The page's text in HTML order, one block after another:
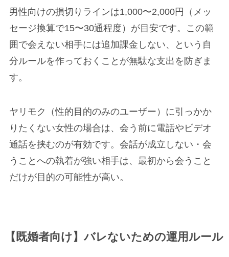
男性向けの損切りラインは1,000〜2,000円（メッ
セージ換算で15〜30通程度）が目安です。この範
囲で会えない相手には追加課金しない、という自
分ルールを作っておくことが無駄な支出を防ぎま
す。
ヤリモク（性的目的のみのユーザー）に引っかか
りたくない女性の場合は、会う前に電話やビデオ
通話を挟むのが有効です。会話が成立しない・会
うことへの執着が強い相手は、最初から会うこと
だけが目的の可能性が高い。
【既婚者向け】バレないための運用ルール